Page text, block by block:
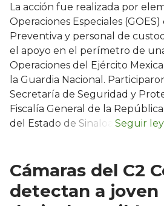
La acción fue realizada por
Operaciones Especiales
Preventiva y personal de
el apoyo en el perímetro de
Operaciones del Ejército
la Guardia Nacional.
Secretaría de Seguridad y
Fiscalía General de la República
del Estado de Sinaloa.
Cámaras del C2
detectan a joven